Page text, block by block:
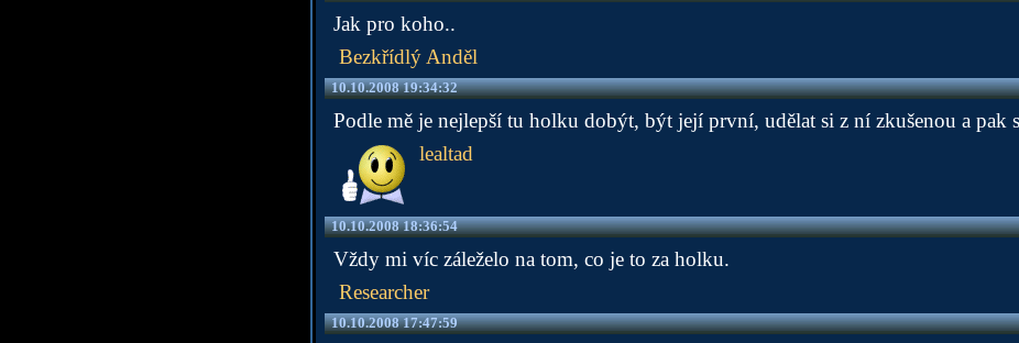
Jak pro koho..
Bezkřídlý Anděl
10.10.2008 19:34:32
Podle mě je nejlepší tu holku dobýt, být její první, udělat si z ní zkušenou a pak
lealtad
10.10.2008 18:36:54
Vždy mi víc záleželo na tom, co je to za holku.
Researcher
10.10.2008 17:47:59